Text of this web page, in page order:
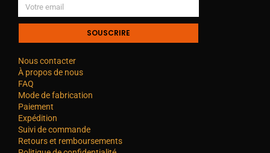
SOUSCRIRE
Nous contacter
À propos de nous
FAQ
Mode de fabrication
Paiement
Expédition
Suivi de commande
Retours et remboursements